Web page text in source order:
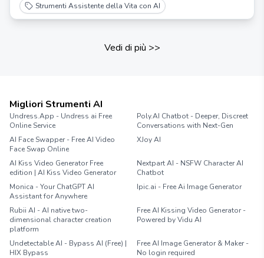
Strumenti Assistente della Vita con AI
Vedi di più >>
Migliori Strumenti AI
Undress.App - Undress ai Free
Online Service
Poly.AI Chatbot - Deeper, Discreet
Conversations with Next-Gen
AI Face Swapper - Free AI Video
Face Swap Online
XJoy AI
AI Kiss Video Generator Free
edition | AI Kiss Video Generator
Nextpart AI - NSFW Character AI
Chatbot
Monica - Your ChatGPT AI
Assistant for Anywhere
Ipic.ai - Free Ai Image Generator
Rubii AI - AI native two-
dimensional character creation
platform
Free AI Kissing Video Generator -
Powered by Vidu AI
Undetectable AI - Bypass AI (Free) |
HIX Bypass
Free AI Image Generator & Maker -
No login required